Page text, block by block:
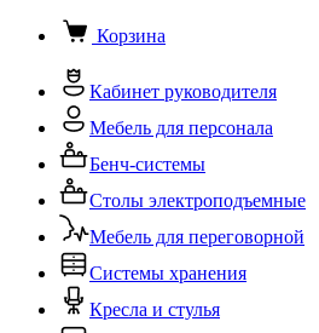
Корзина
Кабинет руководителя
Мебель для персонала
Бенч-системы
Столы электроподъемные
Мебель для переговорной
Системы хранения
Кресла и стулья